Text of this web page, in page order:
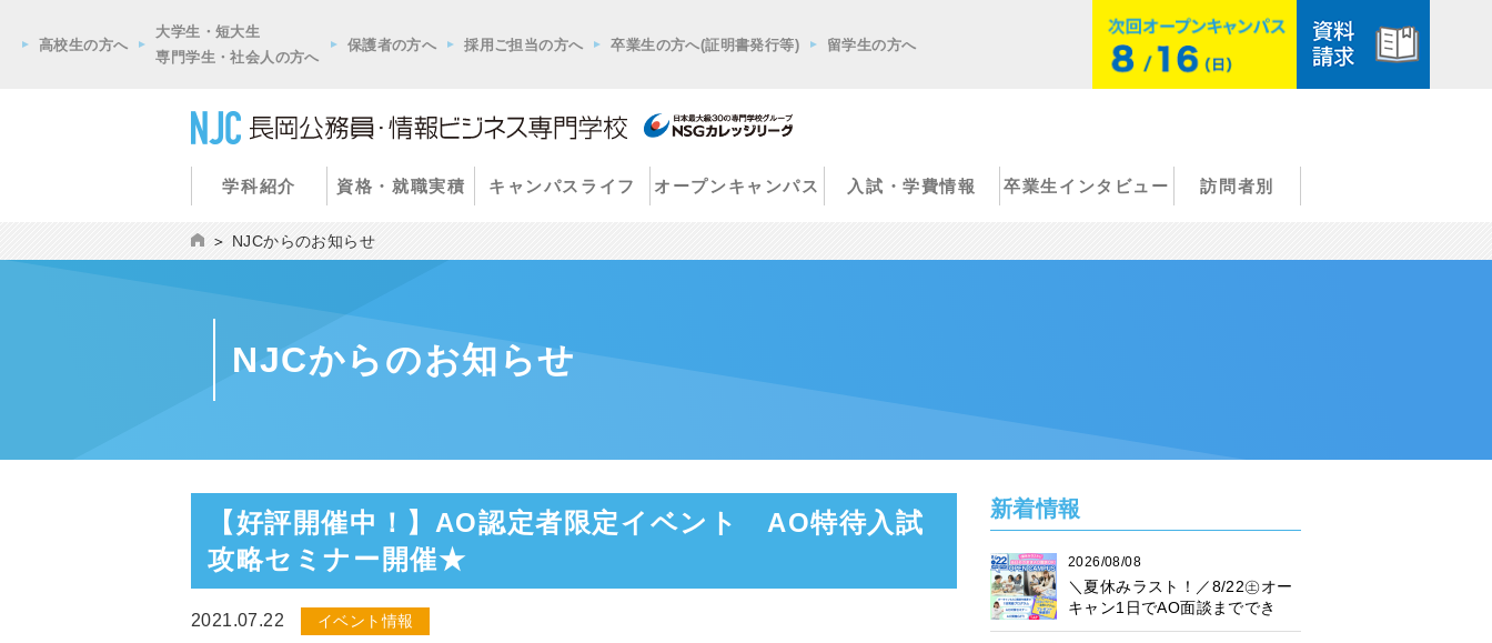
高校生の方へ
大学生・短大生
専門学生・社会人の方へ
保護者の方へ 採用ご担当の方へ 卒業生の方へ(証明書発行等) 留学生の方へ
学科紹介 資格・就職実積 キャンパスライフ オープンキャンパス 入試・学費情報 卒業生インタビュー 訪問者別
NJCからのお知らせ
NJCからのお知らせ
【好評開催中！】AO認定者限定イベント AO特待入試
攻略セミナー開催★
2021.07.22 イベント情報
新着情報
2026/08/08
＼夏休みラスト！／8/22㊏オー
キャン1日でAO面談まででき
る！